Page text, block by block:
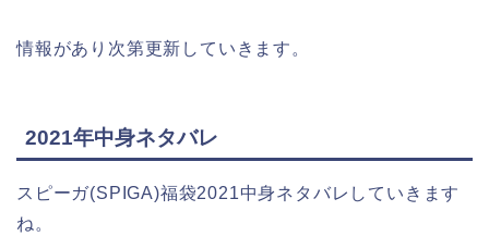
情報があり次第更新していきます。
2021年中身ネタバレ
スピーガ(SPIGA)福袋2021中身ネタバレしていきます
ね。